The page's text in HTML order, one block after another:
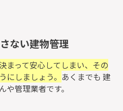
ない建物管理
まって安心してしまい、その
にしましょう。 あくまでも 建
や管理業者です。